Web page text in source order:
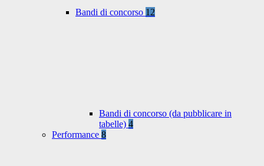
Bandi di concorso 12
Bandi di concorso (da pubblicare in
tabelle) 4
Performance 8